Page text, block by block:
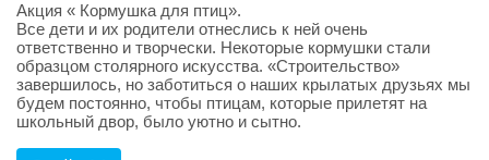
Акция « Кормушка для птиц».
Все дети и их родители отнеслись к ней очень
ответственно и творчески. Некоторые кормушки стали
образцом столярного искусства. «Строительство»
завершилось, но заботиться о наших крылатых друзьях мы
будем постоянно, чтобы птицам, которые прилетят на
школьный двор, было уютно и сытно.